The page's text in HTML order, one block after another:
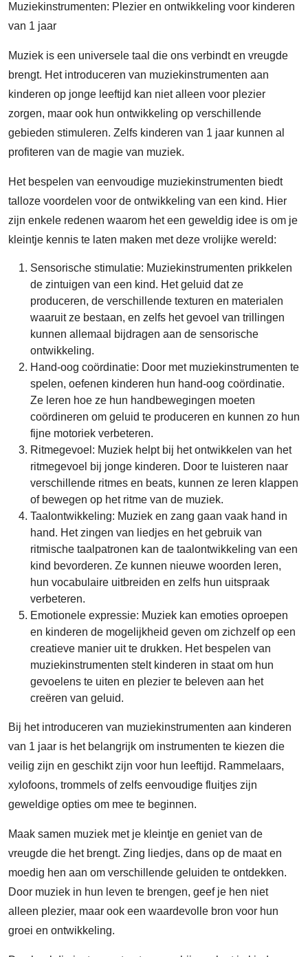
Muziekinstrumenten: Plezier en ontwikkeling voor kinderen
van 1 jaar
Muziek is een universele taal die ons verbindt en vreugde
brengt. Het introduceren van muziekinstrumenten aan
kinderen op jonge leeftijd kan niet alleen voor plezier
zorgen, maar ook hun ontwikkeling op verschillende
gebieden stimuleren. Zelfs kinderen van 1 jaar kunnen al
profiteren van de magie van muziek.
Het bespelen van eenvoudige muziekinstrumenten biedt
talloze voordelen voor de ontwikkeling van een kind. Hier
zijn enkele redenen waarom het een geweldig idee is om je
kleintje kennis te laten maken met deze vrolijke wereld:
Sensorische stimulatie: Muziekinstrumenten prikkelen
de zintuigen van een kind. Het geluid dat ze
produceren, de verschillende texturen en materialen
waaruit ze bestaan, en zelfs het gevoel van trillingen
kunnen allemaal bijdragen aan de sensorische
ontwikkeling.
Hand-oog coördinatie: Door met muziekinstrumenten te
spelen, oefenen kinderen hun hand-oog coördinatie.
Ze leren hoe ze hun handbewegingen moeten
coördineren om geluid te produceren en kunnen zo hun
fijne motoriek verbeteren.
Ritmegevoel: Muziek helpt bij het ontwikkelen van het
ritmegevoel bij jonge kinderen. Door te luisteren naar
verschillende ritmes en beats, kunnen ze leren klappen
of bewegen op het ritme van de muziek.
Taalontwikkeling: Muziek en zang gaan vaak hand in
hand. Het zingen van liedjes en het gebruik van
ritmische taalpatronen kan de taalontwikkeling van een
kind bevorderen. Ze kunnen nieuwe woorden leren,
hun vocabulaire uitbreiden en zelfs hun uitspraak
verbeteren.
Emotionele expressie: Muziek kan emoties oproepen
en kinderen de mogelijkheid geven om zichzelf op een
creatieve manier uit te drukken. Het bespelen van
muziekinstrumenten stelt kinderen in staat om hun
gevoelens te uiten en plezier te beleven aan het
creëren van geluid.
Bij het introduceren van muziekinstrumenten aan kinderen
van 1 jaar is het belangrijk om instrumenten te kiezen die
veilig zijn en geschikt zijn voor hun leeftijd. Rammelaars,
xylofoons, trommels of zelfs eenvoudige fluitjes zijn
geweldige opties om mee te beginnen.
Maak samen muziek met je kleintje en geniet van de
vreugde die het brengt. Zing liedjes, dans op de maat en
moedig hen aan om verschillende geluiden te ontdekken.
Door muziek in hun leven te brengen, geef je hen niet
alleen plezier, maar ook een waardevolle bron voor hun
groei en ontwikkeling.